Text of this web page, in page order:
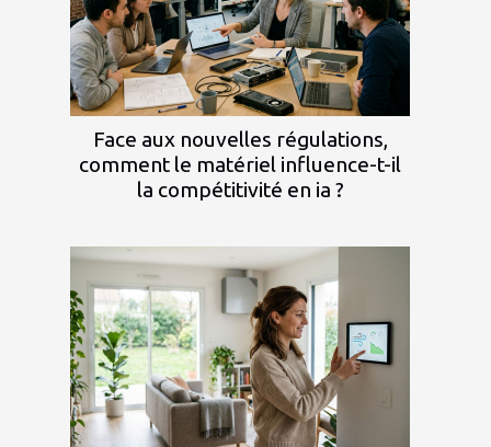
Face aux nouvelles régulations,
comment le matériel influence-t-il
la compétitivité en ia ?